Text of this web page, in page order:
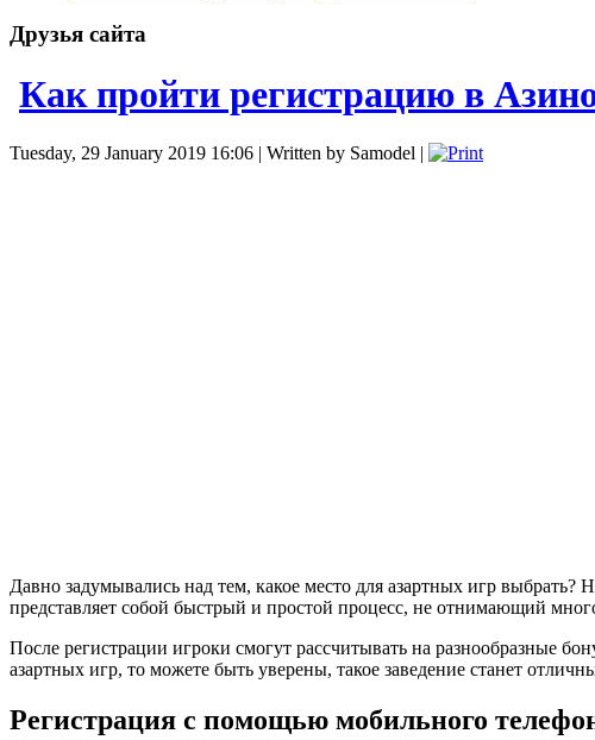
Друзья сайта
Как пройти регистрацию в
Tuesday, 29 January 2019 16:06 | Written by Samodel |
Давно задумывались над тем, какое место для азартных игр
представляет собой быстрый и простой процесс, не отнимающий
После регистрации игроки смогут рассчитывать на разнообразные
азартных игр, то можете быть уверены, такое заведение станет
Регистрация с помощью мобильного